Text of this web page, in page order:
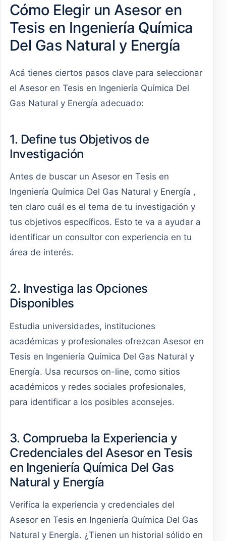
Cómo Elegir un Asesor en
Tesis en Ingeniería Química
Del Gas Natural y Energía
Acá tienes ciertos pasos clave para seleccionar
el Asesor en Tesis en Ingeniería Química Del
Gas Natural y Energía adecuado:
1. Define tus Objetivos de
Investigación
Antes de buscar un Asesor en Tesis en
Ingeniería Química Del Gas Natural y Energía ,
ten claro cuál es el tema de tu investigación y
tus objetivos específicos. Esto te va a ayudar a
identificar un consultor con experiencia en tu
área de interés.
2. Investiga las Opciones
Disponibles
Estudia universidades, instituciones
académicas y profesionales ofrezcan Asesor en
Tesis en Ingeniería Química Del Gas Natural y
Energía. Usa recursos on-line, como sitios
académicos y redes sociales profesionales,
para identificar a los posibles aconsejes.
3. Comprueba la Experiencia y
Credenciales del Asesor en Tesis
en Ingeniería Química Del Gas
Natural y Energía
Verifica la experiencia y credenciales del
Asesor en Tesis en Ingeniería Química Del Gas
Natural y Energía. ¿Tienen un historial sólido en